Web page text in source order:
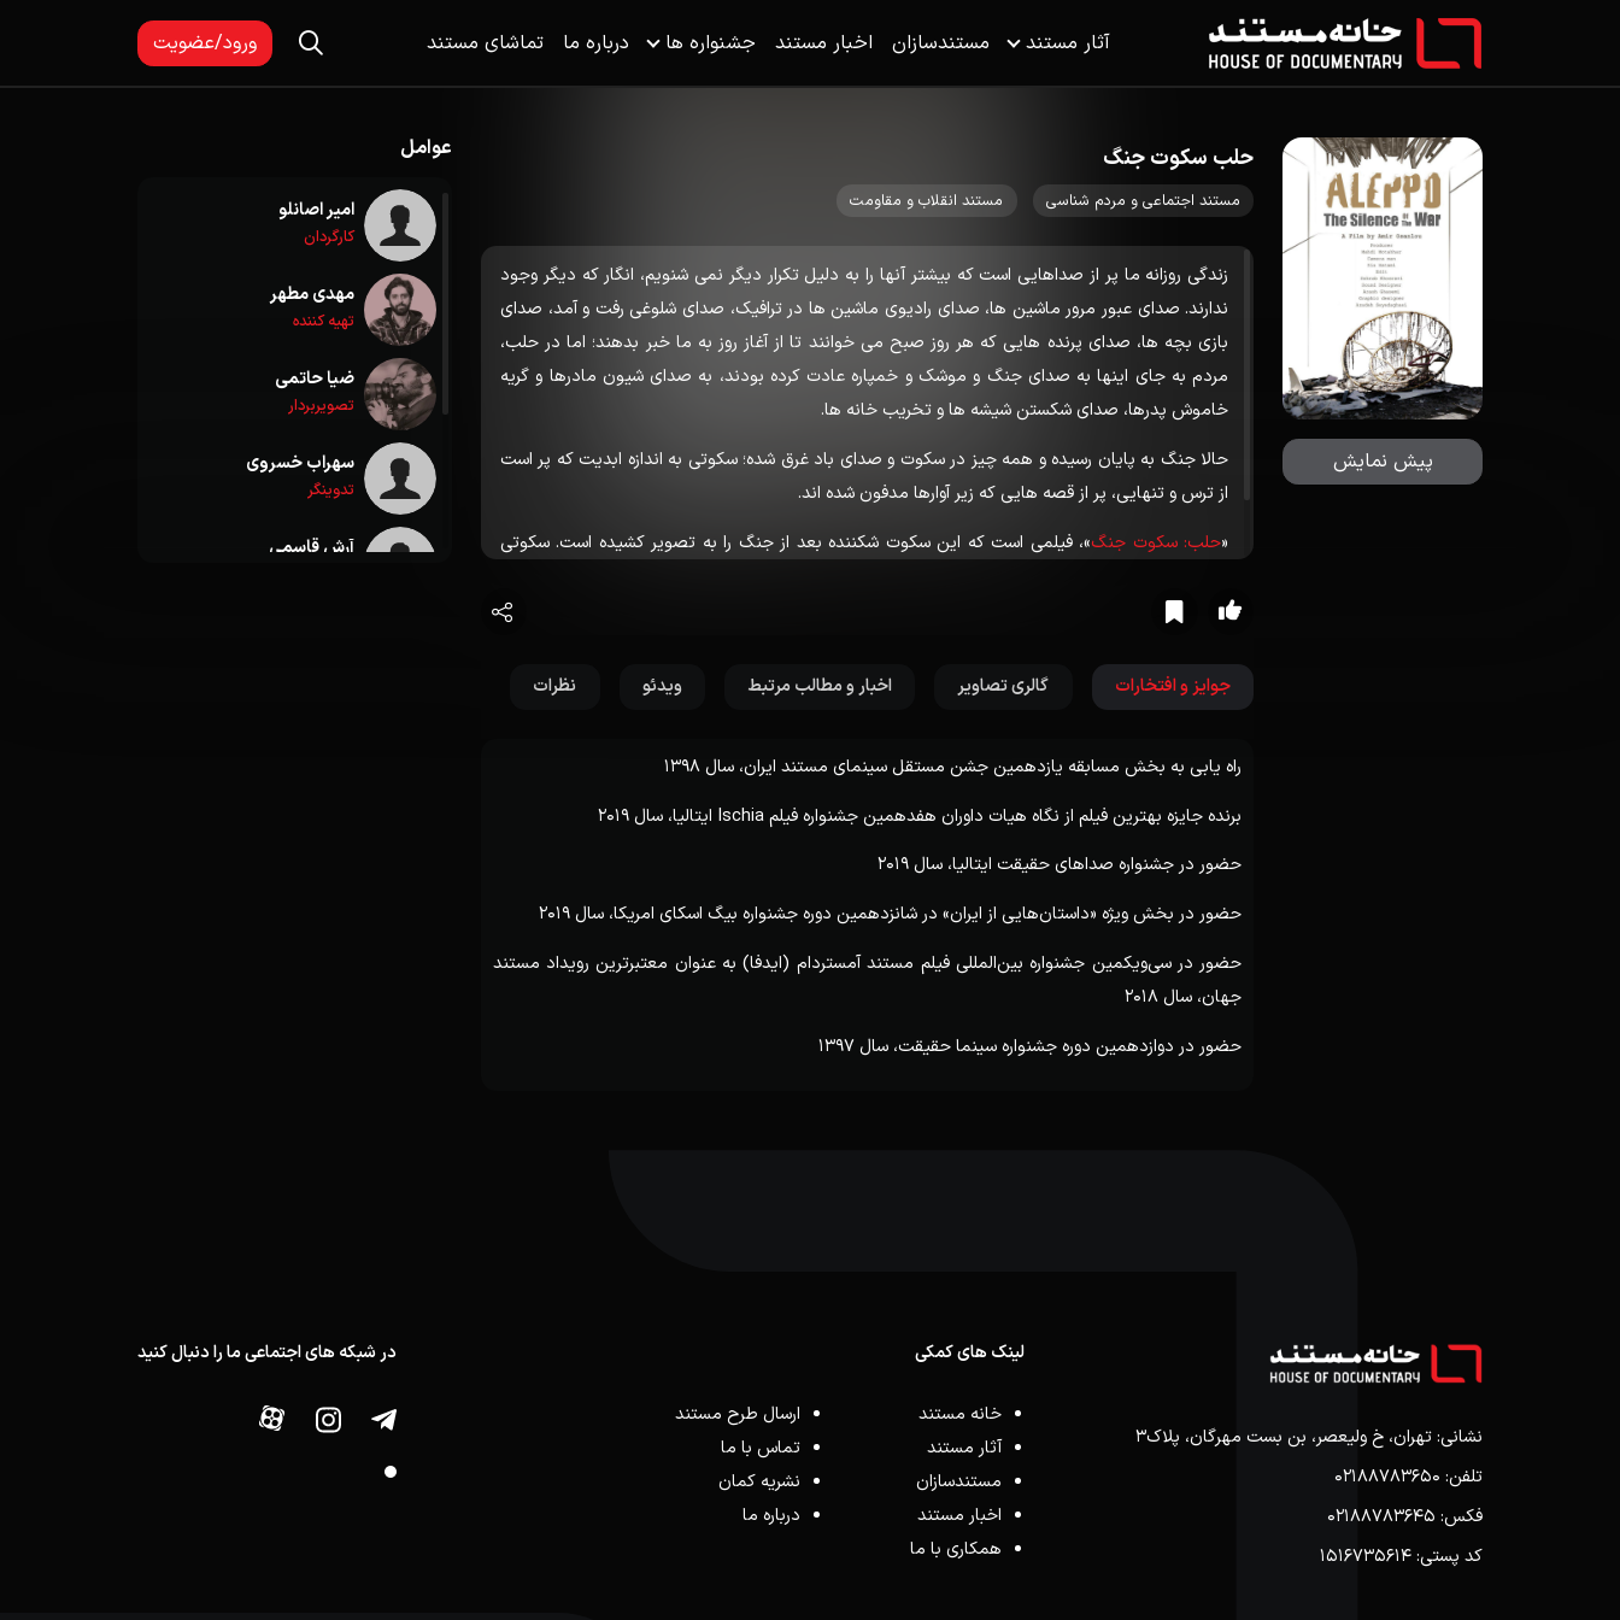
آثار مستند مستندسازان اخبار مستند جشنواره ها درباره ما تماشای مستند ورود/عضویت
پیش نمایش
حلب سکوت جنگ
مستند اجتماعی و مردم شناسی مستند انقلاب و مقاومت
زندگی روزانه ما پر از صداهایی است که بیشتر آنها را به دلیل تکرار دیگر نمی شنویم، انگار که دیگر وجود
ندارند. صدای عبور مرور ماشین ها، صدای رادیوی ماشین ها در ترافیک، صدای شلوغی رفت و آمد، صدای
بازی بچه ها، صدای پرنده هایی که هر روز صبح می خوانند تا از آغاز روز به ما خبر بدهند؛ اما در حلب،
مردم به جای اینها به صدای جنگ و موشک و خمپاره عادت کرده بودند، به صدای شیون مادرها و گریه
خاموش پدرها، صدای شکستن شیشه ها و تخریب خانه ها.
حالا جنگ به پایان رسیده و همه چیز در سکوت و صدای باد غرق شده؛ سکوتی به اندازه ابدیت که پر است
از ترس و تنهایی، پر از قصه هایی که زیر آوارها مدفون شده اند.
«حلب: سکوت جنگ»، فیلمی است که این سکوت شکننده بعد از جنگ را به تصویر کشیده است. سکوتی
جوایز و افتخارات گالری تصاویر اخبار و مطالب مرتبط ویدئو نظرات
راه یابی به بخش مسابقه یازدهمین جشن مستقل سینمای مستند ایران، سال 1398
برنده جایزه بهترین فیلم از نگاه هیات داوران هفدهمین جشنواره فیلم Ischia ایتالیا، سال 2019
حضور در جشنواره صداهای حقیقت ایتالیا، سال 2019
حضور در بخش ویژه «داستان‌هایی از ایران» در شانزدهمین دوره‌ جشنواره بیگ‌ اسکای امریکا، سال 2019
حضور در سی‌ویکمین جشنواره بین‌المللی فیلم مستند آمستردام (ایدفا) به عنوان معتبرترین رویداد مستند
جهان، سال 2018
حضور در دوازدهمین دوره جشنواره سینما حقیقت، سال 1397
عوامل
امیر اصانلو
کارگردان
مهدی مطهر
تهیه کننده
ضیا حاتمی
تصویربردار
سهراب خسروی
تدوینگر
آرش قاسمی
نشانی: تهران، خ ولیعصر، بن بست مهرگان، پلاک3
تلفن: 02188783650
فکس: 02188783645
کد پستی: 1516735614
لینک های کمکی
خانه مستند
آثار مستند
مستندسازان
اخبار مستند
همکاری با ما
ارسال طرح مستند
تماس با ما
نشریه کمان
درباره ما
در شبکه های اجتماعی ما را دنبال کنید